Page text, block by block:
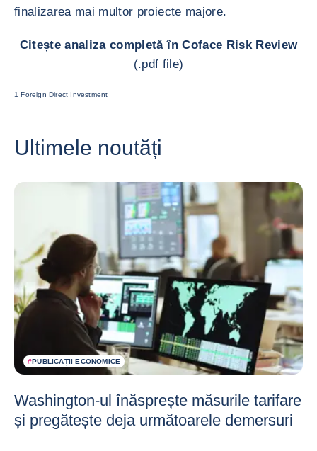
finalizarea mai multor proiecte majore.
Citește analiza completă în Coface Risk Review
(.pdf file)
1 Foreign Direct Investment
Ultimele noutăți
#PUBLICAȚII ECONOMICE
Washington-ul înăsprește măsurile tarifare
și pregătește deja următoarele demersuri